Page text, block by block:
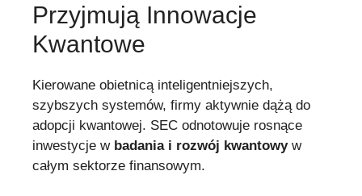
Przyjmują Innowacje
Kwantowe
Kierowane obietnicą inteligentniejszych,
szybszych systemów, firmy aktywnie dążą do
adopcji kwantowej. SEC odnotowuje rosnące
inwestycje w badania i rozwój kwantowyw
całym sektorze finansowym.